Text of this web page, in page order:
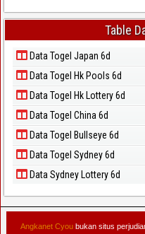
Statistik Magnum Cambodia
Statistik North Carolina Day
Statistik North Carolina
Statistik Pcso
Statistik Sao Paulo
Statistik Singapore
Statistik Sydney
Statistik Sydney Lottery
Statistik Sydney Lotto
Table
Data Togel Japan 6d
Data Togel Hk Pools 6d
Data Togel Hk Lottery 6d
Data Togel China 6d
Data Togel Bullseye 6d
Data Togel Sydney 6d
Data Sydney Lottery 6d
Angkanet Cyou bukan situs